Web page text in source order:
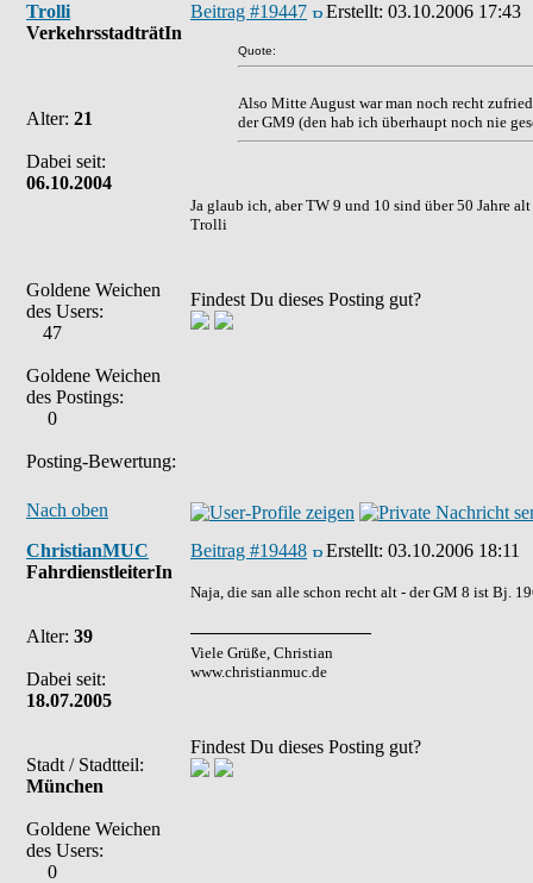
Trolli
VerkehrsstadträtIn
Alter: 21
Dabei seit:
06.10.2004
Goldene Weichen
des Users:
47
Goldene Weichen
des Postings:
0
Posting-Bewertung:
Beitrag #19447 Erstellt: 03.10.2006 17:43
Quote:
Also Mitte August war man noch recht
der GM9 (den hab ich überhaupt noch nie
Ja glaub ich, aber TW 9 und 10 sind über 50 Jahre
Trolli
Findest Du dieses Posting gut?
Nach oben
ChristianMUC
FahrdienstleiterIn
Alter: 39
Dabei seit:
18.07.2005
Stadt / Stadtteil:
München
Goldene Weichen
des Users:
0
Beitrag #19448 Erstellt: 03.10.2006 18:11
Naja, die san alle schon recht alt - der GM 8 ist Bj.
Viele Grüße, Christian
www.christianmuc.de
Findest Du dieses Posting gut?